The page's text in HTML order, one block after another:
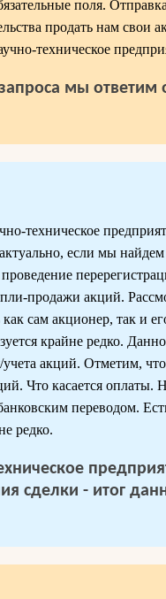
поля.
продать нам свои
техническое
мы ответим
техническое
если мы
продажи акций.
сам акционер, так и
крайне редко.
акций. Отметим,
Что касается
переводом.
редко.
сделки - итог